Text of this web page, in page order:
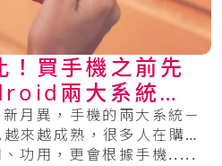
！買手機之前先
兩大系統的
月異，手機的兩大系統－
來越成熟，很多人在購買
功用，更會根據手機.....